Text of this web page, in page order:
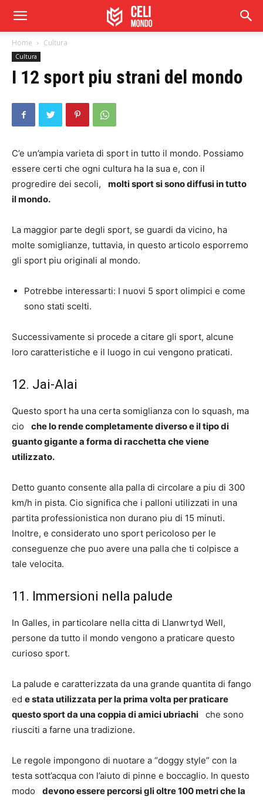
Home Cultura
Cultura
I 12 sport piu strani del mondo
C’e un’ampia varieta di sport in tutto il mondo. Possiamo
essere certi che ogni cultura ha la sua e, con il
progredire dei secoli, molti sport si sono diffusi in tutto
il mondo.
La maggior parte degli sport, se guardi da vicino, ha
molte somiglianze, tuttavia, in questo articolo esporremo
gli sport piu originali al mondo.
Potrebbe interessarti: I nuovi 5 sport olimpici e come
sono stati scelti.
Successivamente si procede a citare gli sport, alcune
loro caratteristiche e il luogo in cui vengono praticati.
12. Jai-Alai
Questo sport ha una certa somiglianza con lo squash, ma
cio che lo rende completamente diverso e il tipo di
guanto gigante a forma di racchetta che viene
utilizzato.
Detto guanto consente alla palla di circolare a piu di 300
km/h in pista. Cio significa che i palloni utilizzati in una
partita professionistica non durano piu di 15 minuti.
Inoltre, e considerato uno sport pericoloso per le
conseguenze che puo avere una palla che ti colpisce a
tale velocita.
11. Immersioni nella palude
In Galles, in particolare nella citta di Llanwrtyd Well,
persone da tutto il mondo vengono a praticare questo
curioso sport.
La palude e caratterizzata da una grande quantita di fango
ed e stata utilizzata per la prima volta per praticare
questo sport da una coppia di amici ubriachi che sono
riusciti a farne una tradizione.
Le regole impongono di nuotare a “doggy style” con la
testa sott’acqua con l’aiuto di pinne e boccaglio. In questo
modo devono essere percorsi gli oltre 100 metri che la